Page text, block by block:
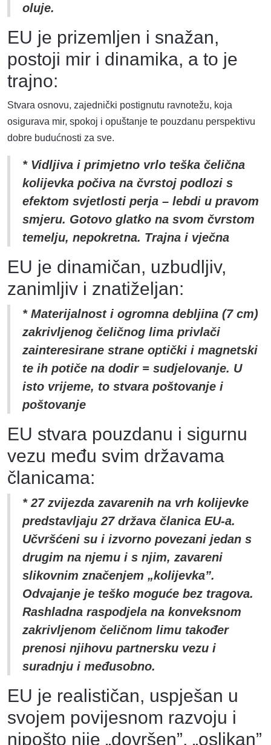
oluje.
EU je prizemljen i snažan,
postoji mir i dinamika, a to je
trajno:
Stvara osnovu, zajednički postignutu ravnotežu, koja
osigurava mir, spokoj i opuštanje te pouzdanu perspektivu
dobre budućnosti za sve.
* Vidljiva i primjetno vrlo teška čelična
kolijevka počiva na čvrstoj podlozi s
efektom svjetlosti perja – lebdi u pravom
smjeru. Gotovo glatko na svom čvrstom
temelju, nepokretna. Trajna i vječna
EU je dinamičan, uzbudljiv,
zanimljiv i znatiželjan:
* Materijalnost i ogromna debljina (7 cm)
zakrivljenog čeličnog lima privlači
zainteresirane strane optički i magnetski
te ih potiče na dodir = sudjelovanje. U
isto vrijeme, to stvara poštovanje i
poštovanje
EU stvara pouzdanu i sigurnu
vezu među svim državama
članicama:
* 27 zvijezda zavarenih na vrh kolijevke
predstavljaju 27 država članica EU-a.
Učvršćeni su i izvorno povezani jedan s
drugim na njemu i s njim, zavareni
slikovnim značenjem „kolijevka”.
Odvajanje je teško moguće bez tragova.
Rashladna raspodjela na konveksnom
zakrivljenom čeličnom limu također
prenosi njihovu partnersku vezu i
suradnju i međusobno.
EU je realističan, uspješan u
svojem povijesnom razvoju i
nipošto nije „dovršen”, „oslikan”